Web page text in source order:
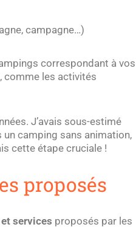
campagne…)
correspondant à vos
comme les activités
J’avais sous-estimé
un camping sans animation,
cette étape cruciale !
proposés
services proposés par les